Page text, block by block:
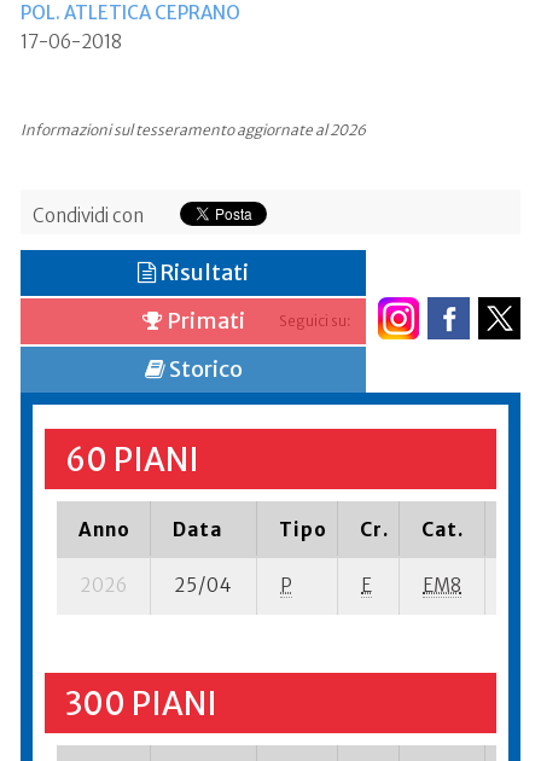
POL. ATLETICA CEPRANO
17-06-2018
Informazioni sul tesseramento aggiornate al 2026
Condividi con
Seguici su:
Risultati
Primati
Storico
60 PIANI
Anno Data Tipo Cr. Cat.
2026 25/04 P E EM8
300 PIANI